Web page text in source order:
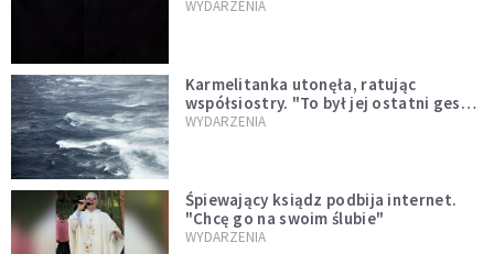
niegodny"
WYDARZENIA
Karmelitanka utonęła, ratując
współsiostry. "To był jej ostatni gest
miłości"
WYDARZENIA
Śpiewający ksiądz podbija internet.
"Chcę go na swoim ślubie"
WYDARZENIA